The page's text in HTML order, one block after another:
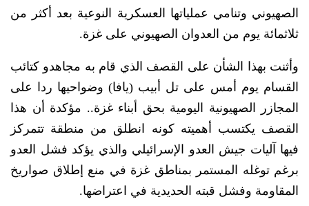
الصهيوني وتنامي عملياتها العسكرية النوعية بعد أكثر من
ثلاثمائة يوم من العدوان الصهيوني على غزة.
وأثنت بهذا الشأن على القصف الذي قام به مجاهدو كتائب
القسام يوم أمس على تل أبيب (يافا) وضواحيها ردا على
المجازر الصهيونية اليومية بحق أبناء غزة.. مؤكدة أن هذا
القصف يكتسب أهميته كونه انطلق من منطقة تتمركز
فيها آليات جيش العدو الإسرائيلي والذي يؤكد فشل العدو
برغم توغله المستمر بمناطق غزة في منع إطلاق صواريخ
المقاومة وفشل قبته الحديدية في اعتراضها.